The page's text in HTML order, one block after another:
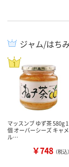
ジャム/はち
マッスンブ ゆず茶 580g 1
個 オーバーシーズ キャメ
ル…
￥748 （税込）